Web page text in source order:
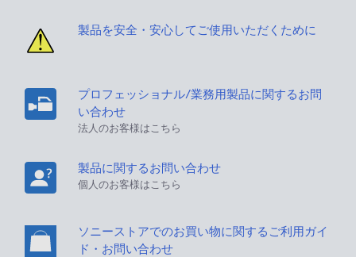
製品を安全・安心してご使用いただくために
プロフェッショナル/業務用製品に関するお問
い合わせ
法人のお客様はこちら
製品に関するお問い合わせ
個人のお客様はこちら
ソニーストアでのお買い物に関するご利用ガイ
ド・お問い合わせ